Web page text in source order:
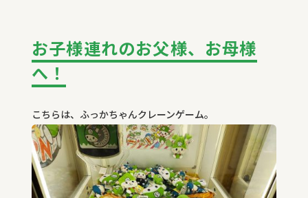
お子様連れのお父様、お母様
へ！
こちらは、ふっかちゃんクレーンゲーム。